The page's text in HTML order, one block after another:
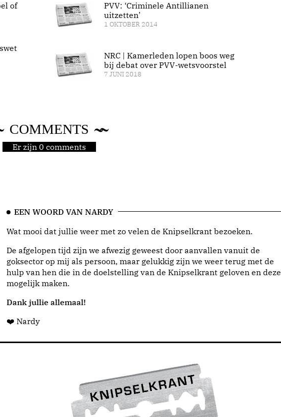
of
PVV: ‘Criminele Antillianen
uitzetten’
1 OKTOBER 2014
NRC | Kamerleden lopen boos weg
bij debat over PVV-wetsvoorstel
7 JUNI 2018
COMMENTS
Er zijn 0 comments
EEN WOORD VAN NARDY
Wat mooi dat jullie weer met zo velen de Knipselkrant bezoeken.
De afgelopen tijd zijn we afwezig geweest door aanvallen vanuit de
goksector op mij als persoon, maar gelukkig zijn we weer terug met de
hulp van hen die in de doelstelling van de Knipselkrant geloven en deze
mogelijk maken.
Dank jullie allemaal!
❤️ Nardy